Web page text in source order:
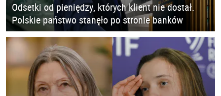
Odsetki od pieniędzy, których klient nie dostał.
Polskie państwo stanęło po stronie banków